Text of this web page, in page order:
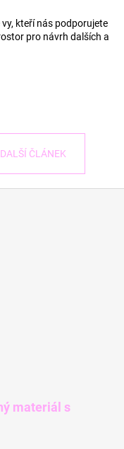
kteří nás podporujete
pro návrh dalších a
DALŠÍ ČLÁNEK
materiál s